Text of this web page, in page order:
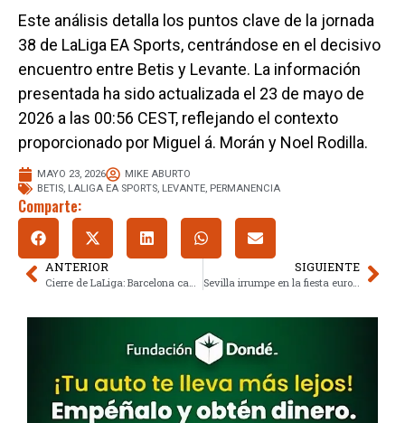
Este análisis detalla los puntos clave de la jornada
38 de LaLiga EA Sports, centrándose en el decisivo
encuentro entre Betis y Levante. La información
presentada ha sido actualizada el 23 de mayo de
2026 a las 00:56 CEST, reflejando el contexto
proporcionado por Miguel á. Morán y Noel Rodilla.
MAYO 23, 2026
MIKE ABURTO
BETIS, LALIGA EA SPORTS, LEVANTE, PERMANENCIA
Comparte:
ANTERIOR SIGUIENTE
Sevilla irrumpe en la fiesta europea del Celta con permanencia asegurada